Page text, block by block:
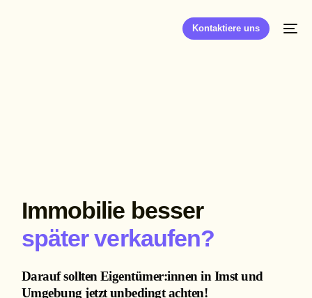
Kontaktiere uns
Immobilie besser
später verkaufen?
Darauf sollten Eigentümer:innen in Imst und
Umgebung jetzt unbedingt achten!